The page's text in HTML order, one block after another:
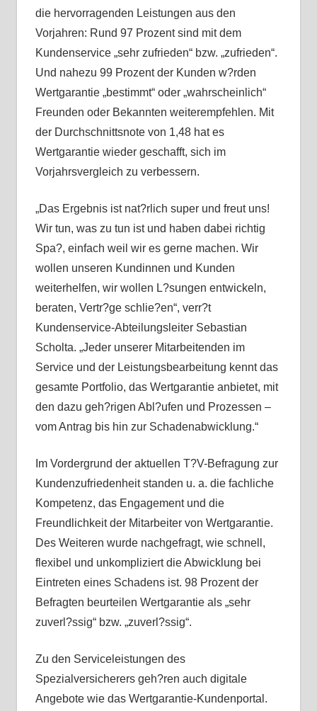
die hervorragenden Leistungen aus den
Vorjahren: Rund 97 Prozent sind mit dem
Kundenservice „sehr zufrieden“ bzw. „zufrieden“.
Und nahezu 99 Prozent der Kunden w?rden
Wertgarantie „bestimmt“ oder „wahrscheinlich“
Freunden oder Bekannten weiterempfehlen. Mit
der Durchschnittsnote von 1,48 hat es
Wertgarantie wieder geschafft, sich im
Vorjahrsvergleich zu verbessern.
„Das Ergebnis ist nat?rlich super und freut uns!
Wir tun, was zu tun ist und haben dabei richtig
Spa?, einfach weil wir es gerne machen. Wir
wollen unseren Kundinnen und Kunden
weiterhelfen, wir wollen L?sungen entwickeln,
beraten, Vertr?ge schlie?en“, verr?t
Kundenservice-Abteilungsleiter Sebastian
Scholta. „Jeder unserer Mitarbeitenden im
Service und der Leistungsbearbeitung kennt das
gesamte Portfolio, das Wertgarantie anbietet, mit
den dazu geh?rigen Abl?ufen und Prozessen –
vom Antrag bis hin zur Schadenabwicklung.“
Im Vordergrund der aktuellen T?V-Befragung zur
Kundenzufriedenheit standen u. a. die fachliche
Kompetenz, das Engagement und die
Freundlichkeit der Mitarbeiter von Wertgarantie.
Des Weiteren wurde nachgefragt, wie schnell,
flexibel und unkompliziert die Abwicklung bei
Eintreten eines Schadens ist. 98 Prozent der
Befragten beurteilen Wertgarantie als „sehr
zuverl?ssig“ bzw. „zuverl?ssig“.
Zu den Serviceleistungen des
Spezialversicherers geh?ren auch digitale
Angebote wie das Wertgarantie-Kundenportal.